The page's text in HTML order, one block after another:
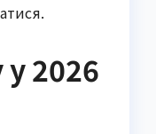
2026